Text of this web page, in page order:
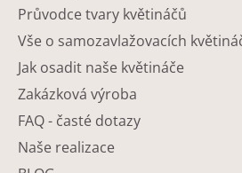
Průvodce tvary květináčů
Vše o samozavlažovacích
Jak osadit naše květináče
Zakázková výroba
FAQ - časté dotazy
Naše realizace